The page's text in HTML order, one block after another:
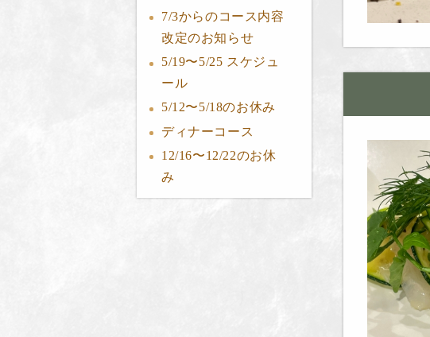
7/3からのコース内容
改定のお知らせ
5/19〜5/25 スケジュ
ール
5/12〜5/18のお休み
ディナーコース
12/16〜12/22のお休
み